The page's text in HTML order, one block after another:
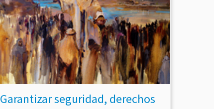
Garantizar seguridad, derechos